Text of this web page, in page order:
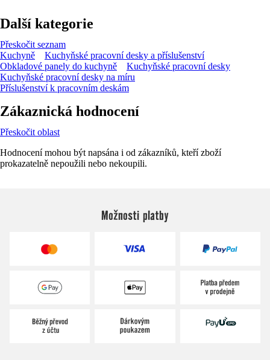
Další kategorie
Přeskočit seznam
Kuchyně
Kuchyňské pracovní desky a příslušenství
Obkladové panely do kuchyně
Kuchyňské pracovní desky
Kuchyňské pracovní desky na míru
Příslušenství k pracovním deskám
Zákaznická hodnocení
Přeskočit oblast
Hodnocení mohou být napsána i od zákazníků, kteří zboží
prokazatelně nepoužili nebo nekoupili.
Možnosti platby